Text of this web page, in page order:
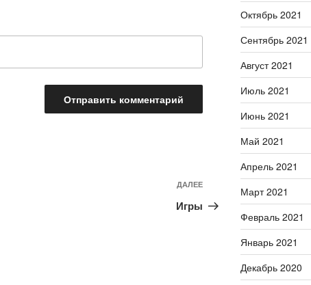
Следующая
запись
ДАЛЕЕ
Игры
Октябрь 2021
Сентябрь 2021
Август 2021
Июль 2021
Июнь 2021
Май 2021
Апрель 2021
Март 2021
Февраль 2021
Январь 2021
Декабрь 2020